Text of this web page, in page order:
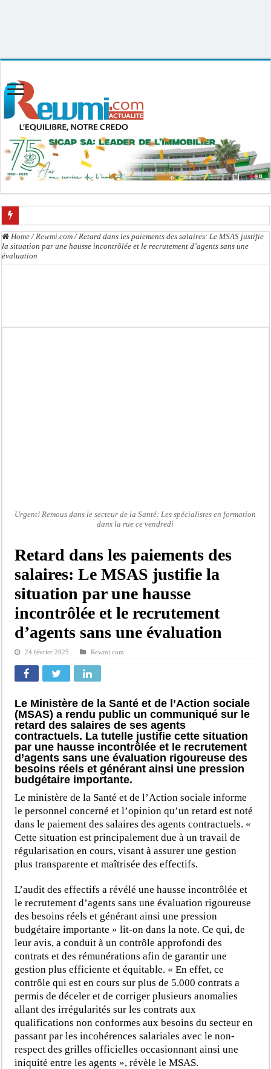
Kamb, l’Inspecteur de la jeunesse et des sports Guéladio Ba en tournée, un
« Quand le mandat s’achève, les discours ne suffisent plus » (Mamadou AW-
Home / Rewmi.com / Retard dans les paiements des salaires: Le MSAS justifie
la situation par une hausse incontrôlée et le recrutement d’agents sans une
évaluation
Urgent! Remous dans le secteur de la Santé: Les spécialistes en formation
dans la rue ce vendredi
Retard dans les paiements des
salaires: Le MSAS justifie la
situation par une hausse
incontrôlée et le recrutement
d’agents sans une évaluation
24 février 2025 Rewmi.com
Le Ministère de la Santé et de l’Action sociale
(MSAS) a rendu public un communiqué sur le
retard des salaires de ses agents
contractuels. La tutelle justifie cette situation
par une hausse incontrôlée et le recrutement
d’agents sans une évaluation rigoureuse des
besoins réels et générant ainsi une pression
budgétaire importante.
Le ministère de la Santé et de l’Action sociale informe
le personnel concerné et l’opinion qu’un retard est noté
dans le paiement des salaires des agents contractuels. «
Cette situation est principalement due à un travail de
régularisation en cours, visant à assurer une gestion
plus transparente et maîtrisée des effectifs.
L’audit des effectifs a révélé une hausse incontrôlée et
le recrutement d’agents sans une évaluation rigoureuse
des besoins réels et générant ainsi une pression
budgétaire importante » lit-on dans la note. Ce qui, de
leur avis, a conduit à un contrôle approfondi des
contrats et des rémunérations afin de garantir une
gestion plus efficiente et équitable. « En effet, ce
contrôle qui est en cours sur plus de 5.000 contrats a
permis de déceler et de corriger plusieurs anomalies
allant des irrégularités sur les contrats aux
qualifications non conformes aux besoins du secteur en
passant par les incohérences salariales avec le non-
respect des grilles officielles occasionnant ainsi une
iniquité entre les agents », révèle le MSAS.